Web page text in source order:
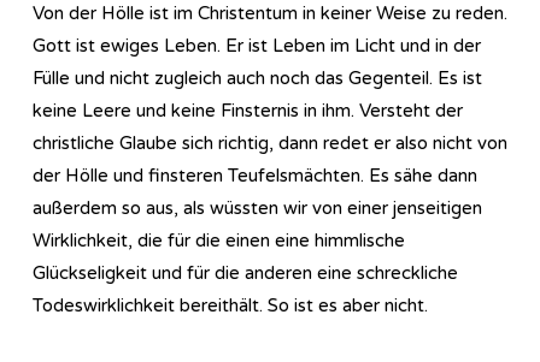
Von der Hölle ist im Christentum in keiner Weise zu reden.
Gott ist ewiges Leben. Er ist Leben im Licht und in der
Fülle und nicht zugleich auch noch das Gegenteil. Es ist
keine Leere und keine Finsternis in ihm. Versteht der
christliche Glaube sich richtig, dann redet er also nicht von
der Hölle und finsteren Teufelsmächten. Es sähe dann
außerdem so aus, als wüssten wir von einer jenseitigen
Wirklichkeit, die für die einen eine himmlische
Glückseligkeit und für die anderen eine schreckliche
Todeswirklichkeit bereithält. So ist es aber nicht.